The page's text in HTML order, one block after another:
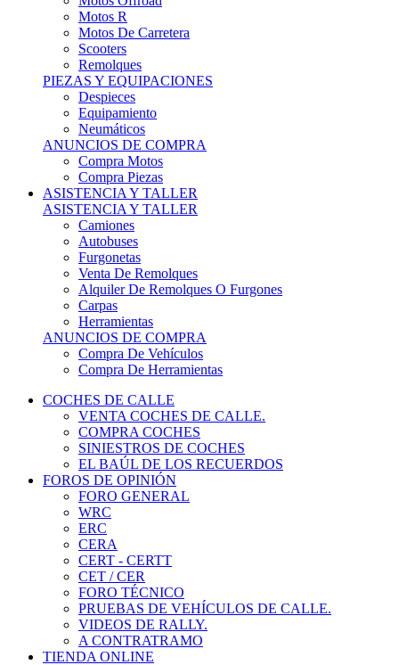
Motos R
Motos De Carretera
Scooters
Remolques
PIEZAS Y EQUIPACIONES
Despieces
Equipamiento
Neumáticos
ANUNCIOS DE COMPRA
Compra Motos
Compra Piezas
ASISTENCIA Y TALLER
ASISTENCIA Y TALLER
Camiones
Autobuses
Furgonetas
Venta De Remolques
Alquiler De Remolques O Furgones
Carpas
Herramientas
ANUNCIOS DE COMPRA
Compra De Vehículos
Compra De Herramientas
COCHES DE CALLE
VENTA COCHES DE CALLE.
COMPRA COCHES
SINIESTROS DE COCHES
EL BAÚL DE LOS RECUERDOS
FOROS DE OPINIÓN
FORO GENERAL
WRC
ERC
CERA
CERT - CERTT
CET / CER
FORO TÉCNICO
PRUEBAS DE VEHÍCULOS DE CALLE.
VIDEOS DE RALLY.
A CONTRATRAMO
TIENDA ONLINE